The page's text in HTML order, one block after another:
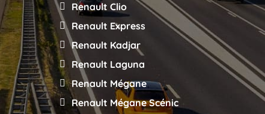
Renault Clio
Renault Express
Renault Kadjar
Renault Laguna
Renault Mégane
Renault Mégane Scénic